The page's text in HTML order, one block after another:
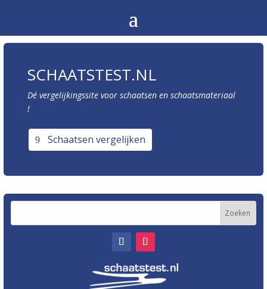
SCHAATSTEST.NL
Dé vergelijkingssite voor schaatsen en schaatsmateriaal
!
Schaatsen vergelijken